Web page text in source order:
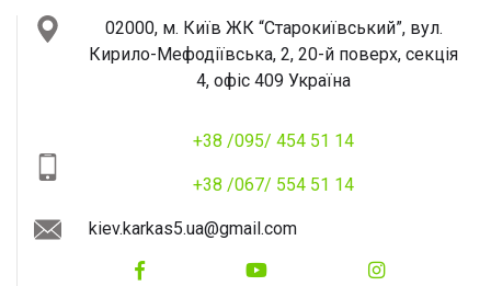
02000, м. Київ ЖК “Старокиївський”, вул.
Кирило-Мефодіївська, 2, 20-й поверх, секція
4, офіс 409 Україна
+38 /095/ 454 51 14
+38 /067/ 554 51 14
kiev.karkas5.ua@gmail.com